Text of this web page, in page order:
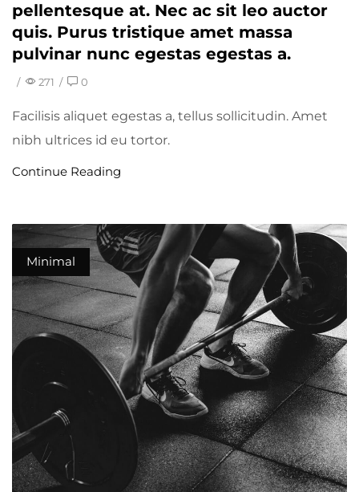
pellentesque at. Nec ac sit leo auctor
quis. Purus tristique amet massa
pulvinar nunc egestas egestas a.
/ 271 / 0
Facilisis aliquet egestas a, tellus sollicitudin. Amet
nibh ultrices id eu tortor.
Continue Reading
Minimal